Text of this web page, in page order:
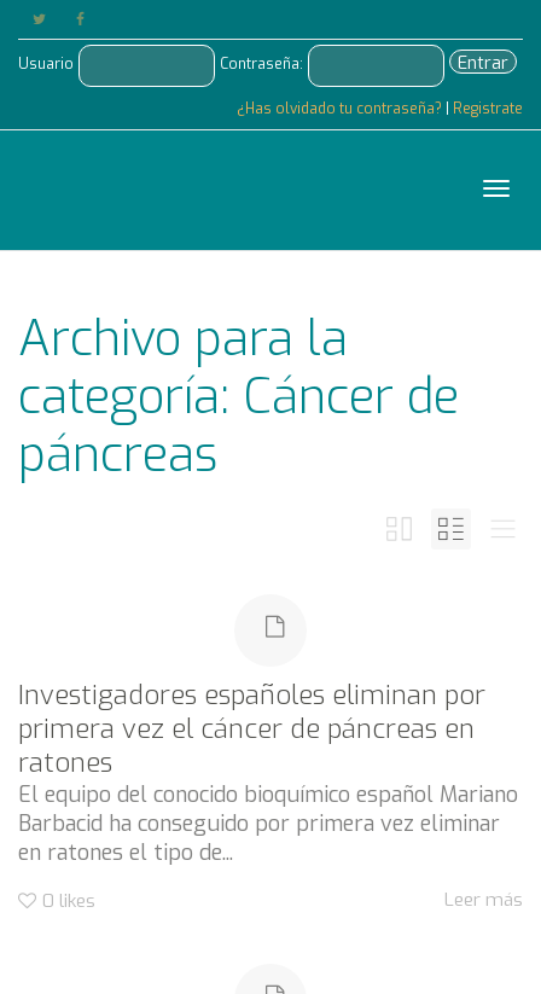
Usuario Contraseña: Entrar
¿Has olvidado tu contraseña? Registrate
Archivo para la
categoría: Cáncer de
páncreas
Investigadores españoles eliminan por
primera vez el cáncer de páncreas en
ratones
El equipo del conocido bioquímico español Mariano
Barbacid ha conseguido por primera vez eliminar
en ratones el tipo de...
0 likes Leer más